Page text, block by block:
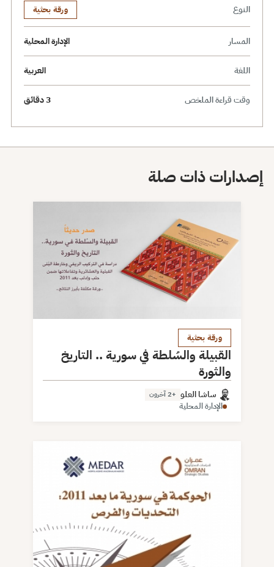
النوع ورقة بحثية
المسار الإدارة المحلية
اللغة العربية
وقت قراءة الملخص 3 دقائق
إصدارات ذات صلة
ورقة بحثية
القبيلة والسُلطة في سورية .. التاريخ
والثورة
ساشا العلو +2 آخرون
الإدارة المحلية